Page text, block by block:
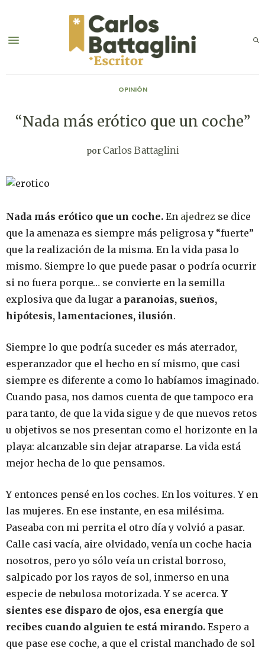
OPINIÓN
“Nada más erótico que un coche”
porCarlos Battaglini
Nada más erótico que un coche. En ajedrez se dice
que la amenaza es siempre más peligrosa y “fuerte”
que la realización de la misma. En la vida pasa lo
mismo. Siempre lo que puede pasar o podría ocurrir
si no fuera porque… se convierte en la semilla
explosiva que da lugar a paranoias, sueños,
hipótesis, lamentaciones, ilusión.
Siempre lo que podría suceder es más aterrador,
esperanzador que el hecho en sí mismo, que casi
siempre es diferente a como lo habíamos imaginado.
Cuando pasa, nos damos cuenta de que tampoco era
para tanto, de que la vida sigue y de que nuevos retos
u objetivos se nos presentan como el horizonte en la
playa: alcanzable sin dejar atraparse. La vida está
mejor hecha de lo que pensamos.
Y entonces pensé en los coches. En los voitures. Y en
las mujeres. En ese instante, en esa milésima.
Paseaba con mi perrita el otro día y volvió a pasar.
Calle casi vacía, aire olvidado, venía un coche hacia
nosotros, pero yo sólo veía un cristal borroso,
salpicado por los rayos de sol, inmerso en una
especie de nebulosa motorizada. Y se acerca. Y
sientes ese disparo de ojos, esa energía que
recibes cuando alguien te está mirando. Espero a
que pase ese coche, a que el cristal manchado de sol